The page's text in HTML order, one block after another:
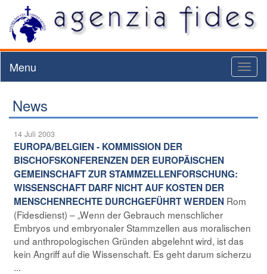
Menu
News
14 Juli 2003
EUROPA/BELGIEN - KOMMISSION DER
BISCHOFSKONFERENZEN DER EUROPÄISCHEN
GEMEINSCHAFT ZUR STAMMZELLENFORSCHUNG:
WISSENSCHAFT DARF NICHT AUF KOSTEN DER
MENSCHENRECHTE DURCHGEFÜHRT WERDEN Rom
(Fidesdienst) – „Wenn der Gebrauch menschlicher
Embryos und embryonaler Stammzellen aus moralischen
und anthropologischen Gründen abgelehnt wird, ist das
kein Angriff auf die Wissenschaft. Es geht darum sicherzu
...